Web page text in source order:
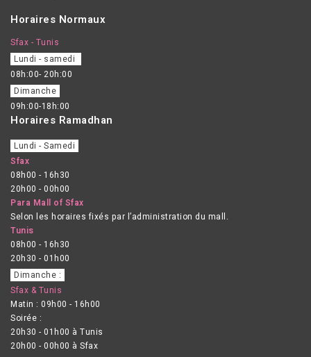
Horaires Normaux
Sfax - Tunis
Lundi - samedi
08h:00- 20h:00
Dimanche
09h:00-18h:00
Horaires Ramadhan
Lundi - Samedi
Sfax
08h00 - 16h30
20h00 - 00h00
Para Mall of Sfax
Selon les horaires fixés par l’administration du mall.
Tunis
08h00 - 16h30
20h30 - 01h00
Dimanche :
Sfax & Tunis
Matin : 09h00 - 16h00
Soirée :
20h30 - 01h00 à Tunis
20h00 - 00h00 à Sfax